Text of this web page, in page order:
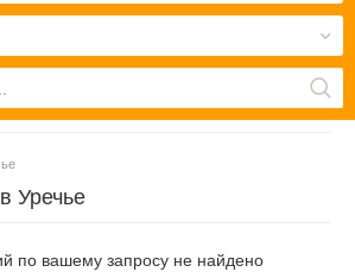
Уречье
по вашему запросу не найдено